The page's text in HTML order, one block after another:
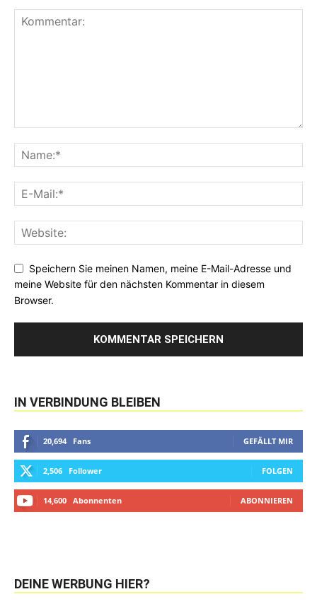
Speichern Sie meinen Namen, meine E-Mail-Adresse und
meine Website für den nächsten Kommentar in diesem
Browser.
IN VERBINDUNG BLEIBEN
20,694 Fans GEFÄLLT MIR
2,506 Follower FOLGEN
14,600 Abonnenten ABONNIEREN
DEINE WERBUNG HIER?